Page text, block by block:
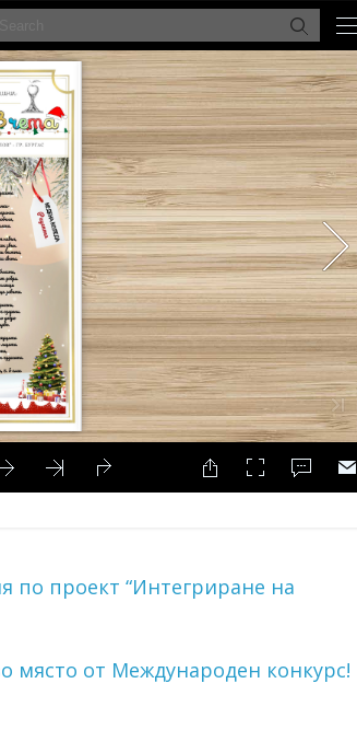
по проект “Интегриране на
място от Международен конкурс!